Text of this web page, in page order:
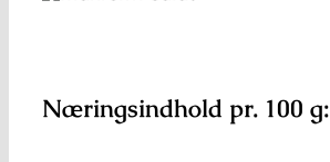
Næringsindhold pr. 100 g: